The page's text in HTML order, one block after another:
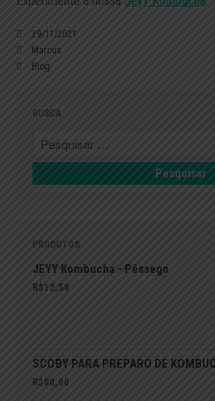
29/11/2021
Marcus
Blog
BUSCA
PRODUTOS
JEYY Kombucha - Pêssego
R$12,50
SCOBY PARA PREPARO DE
R$80,00